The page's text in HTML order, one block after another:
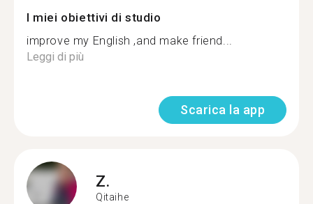
I miei obiettivi di studio
improve my English ,and make friend...
Leggi di più
Scarica la app
Z.
Qitaihe